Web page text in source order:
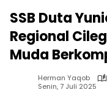
SSB Duta
Regional
Muda
Herman Yaqob
Senin, 7 Juli 2025